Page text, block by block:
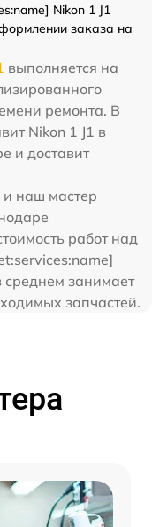
Nikon 1 J1
заказа на
выполняется на
ремонта. В
Nikon 1 J1 в
и доставит
и наш мастер
работ над
среднем занимает
запчастей.